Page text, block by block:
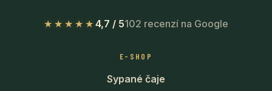
★★★★★ 4,7 / 5102 recenzí na Google
E-SHOP
Sypané čaje